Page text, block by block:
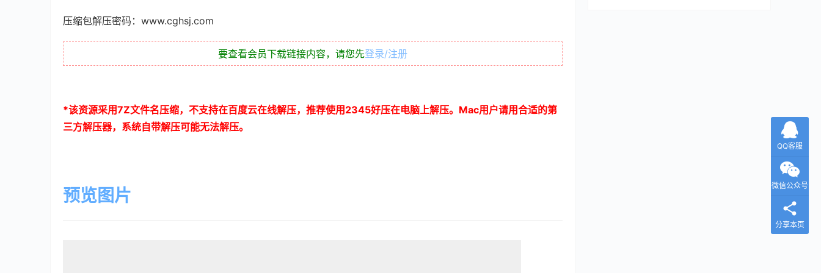
压缩包解压密码：www.cghsj.com
要查看会员下载链接内容，请您先登录/注册
*该资源采用7Z文件名压缩，不支持在百度云在线解压，推荐使用 2345好压在电脑上解压。 Mac用户请用合适的第
三方解压器，系统自带解压可能无法解压。
预览图片
QQ客服
微信公众号
分享本页